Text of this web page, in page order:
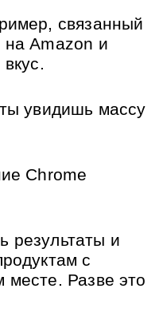
связанный
Amazon и
увидишь массу
Chrome
результаты и
с
Разве это